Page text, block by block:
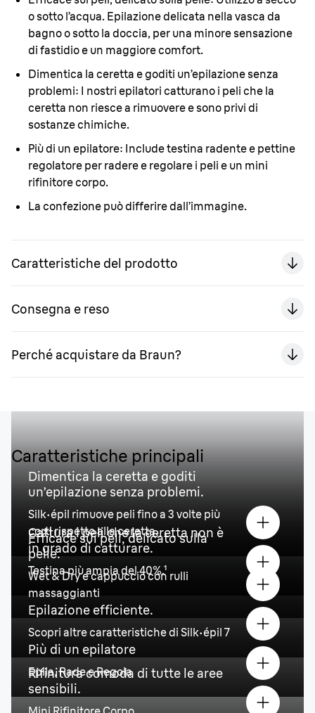
o sotto l’acqua. Epilazione delicata nella vasca da
bagno o sotto la doccia, per una minore sensazione
di fastidio e un maggiore comfort.
Dimentica la ceretta e goditi un’epilazione senza
problemi: I nostri epilatori catturano i peli che la
ceretta non riesce a rimuovere e sono privi di
sostanze chimiche.
Più di un epilatore: Include testina radente e pettine
regolatore per radere e regolare i peli e un mini
rifinitore corpo.
La confezione può differire dall’immagine.
Caratteristiche del prodotto
Consegna e reso
Perché acquistare da Braun?
Caratteristiche principali
Dimentica la ceretta e goditi
un’epilazione senza problemi.
Silk·épil rimuove peli fino a 3 volte più
corti rispetto alla ceretta.
Cattura i peli che la ceretta non è
in grado di catturare.
Testina più ampia del 40%.¹
Efficace sui peli, delicato sulla
pelle.
Wet & Dry e cappuccio con rulli
massaggianti
Epilazione efficiente.
Scopri altre caratteristiche di Silk·épil 7
Più di un epilatore
Epila, Rade e Regola
Rifinitura comoda di tutte le aree
sensibili.